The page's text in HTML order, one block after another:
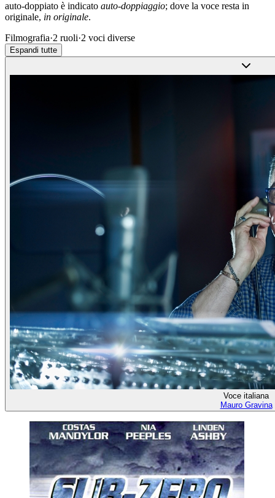
auto-doppiato è indicato auto-doppiaggio; dove la voce resta in
originale, in originale.
Filmografia·2 ruoli·2 voci diverse
Espandi tutte
Voce italiana
Mauro Gravina